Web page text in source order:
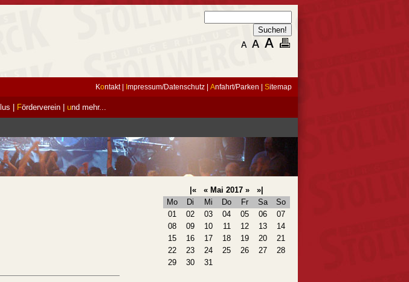
Kontakt| mpressum/Datenschutz Anfahrt/Parken Sitemap
Förderverein und mehr...
|« « Mai 2017 »
»|
Mo
Di Mi Do Fr Sa
So
01
02 03 04 05 06
07
08
09 10 11 12 13
14
15
16 17 18 19 20
21
22
23 24 25 26 27
28
29
30 31